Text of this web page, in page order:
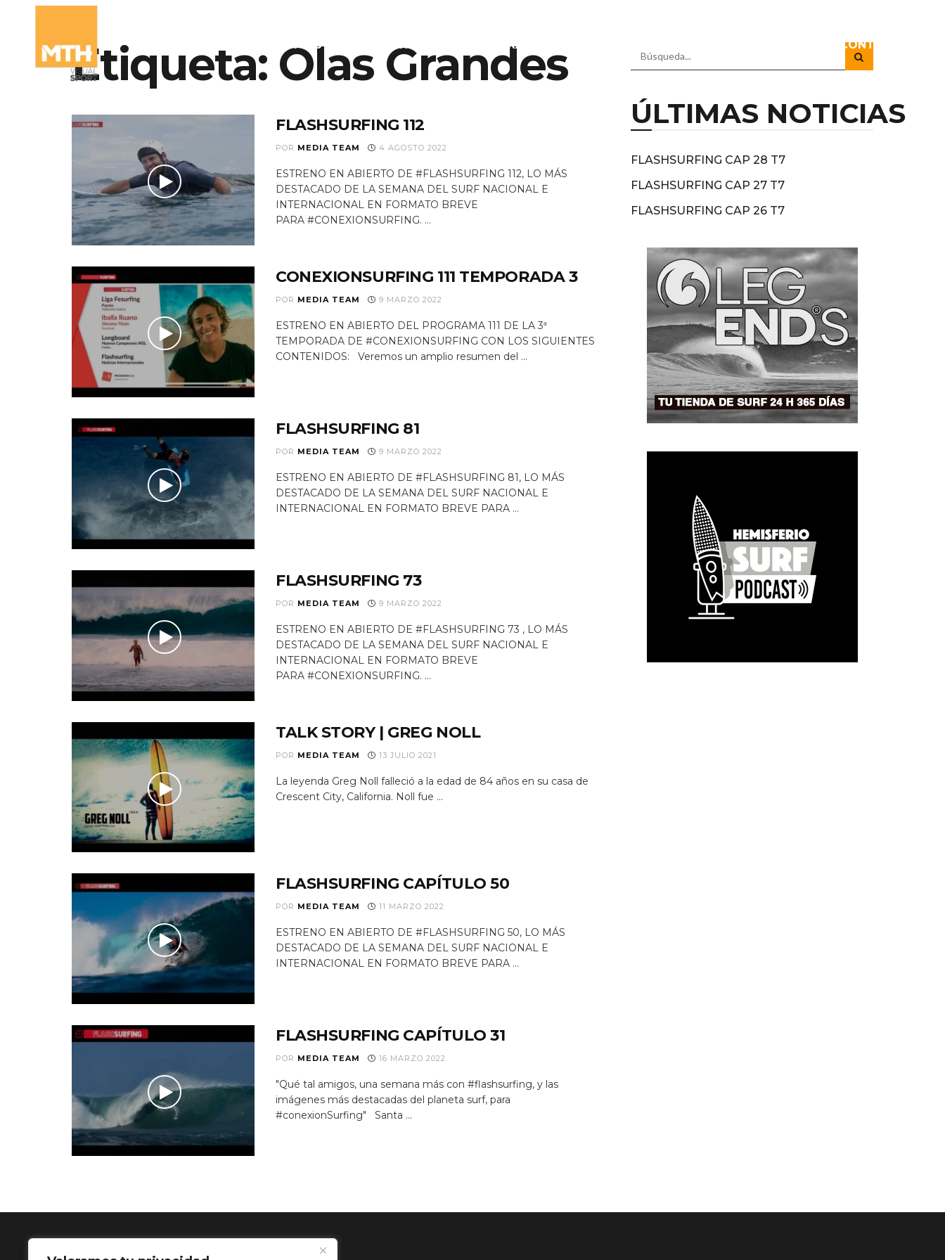
QUIÉNES SOMOS PROGRAMAS TV CONTACTO
Etiqueta: Olas Grandes
FLASHSURFING 112
POR MEDIA TEAM 4 AGOSTO 2022
ESTRENO EN ABIERTO DE #FLASHSURFING 112, LO MÁS
DESTACADO DE LA SEMANA DEL SURF NACIONAL E
INTERNACIONAL EN FORMATO BREVE
PARA #CONEXIONSURFING. ...
CONEXIONSURFING 111 TEMPORADA 3
POR MEDIA TEAM 9 MARZO 2022
ESTRENO EN ABIERTO DEL PROGRAMA 111 DE LA 3ª
TEMPORADA DE #CONEXIONSURFING CON LOS SIGUIENTES
CONTENIDOS: Veremos un amplio resumen del ...
FLASHSURFING 81
POR MEDIA TEAM 9 MARZO 2022
ESTRENO EN ABIERTO DE #FLASHSURFING 81, LO MÁS
DESTACADO DE LA SEMANA DEL SURF NACIONAL E
INTERNACIONAL EN FORMATO BREVE PARA ...
FLASHSURFING 73
POR MEDIA TEAM 9 MARZO 2022
ESTRENO EN ABIERTO DE #FLASHSURFING 73 , LO MÁS
DESTACADO DE LA SEMANA DEL SURF NACIONAL E
INTERNACIONAL EN FORMATO BREVE
PARA #CONEXIONSURFING. ...
TALK STORY | GREG NOLL
POR MEDIA TEAM 13 JULIO 2021
La leyenda Greg Noll falleció a la edad de 84 años en su casa de
Crescent City, California. Noll fue ...
FLASHSURFING CAPÍTULO 50
POR MEDIA TEAM 11 MARZO 2022
ESTRENO EN ABIERTO DE #FLASHSURFING 50, LO MÁS
DESTACADO DE LA SEMANA DEL SURF NACIONAL E
INTERNACIONAL EN FORMATO BREVE PARA ...
FLASHSURFING CAPÍTULO 31
POR MEDIA TEAM 16 MARZO 2022
"Qué tal amigos, una semana más con #flashsurfing, y las
imágenes más destacadas del planeta surf, para
#conexionSurfing" Santa ...
ÚLTIMAS NOTICIAS
FLASHSURFING CAP 28 T7
FLASHSURFING CAP 27 T7
FLASHSURFING CAP 26 T7